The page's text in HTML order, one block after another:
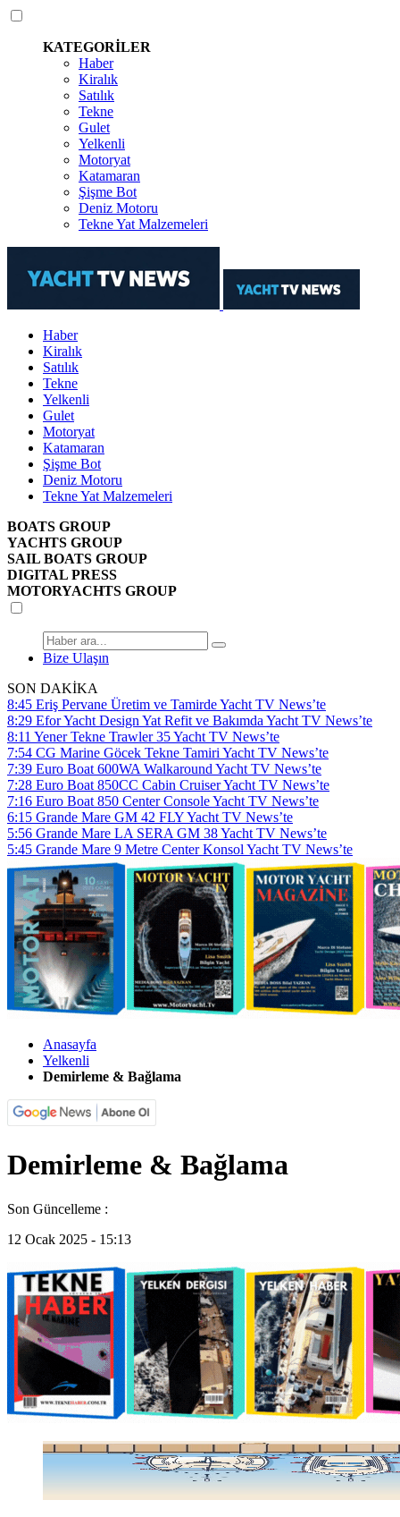
KATEGORİLER
Haber
Kiralık
Satılık
Tekne
Gulet
Yelkenli
Motoryat
Katamaran
Şişme Bot
Deniz Motoru
Tekne Yat Malzemeleri
Haber
Kiralık
Satılık
Tekne
Yelkenli
Gulet
Motoryat
Katamaran
Şişme Bot
Deniz Motoru
Tekne Yat Malzemeleri
BOATS GROUP
YACHTS GROUP
SAIL BOATS GROUP
DIGITAL PRESS
MOTORYACHTS GROUP
Bize Ulaşın
SON DAKİKA
8:45 Eriş Pervane Üretim ve Tamirde Yacht TV News’te
8:29 Efor Yacht Design Yat Refit ve Bakımda Yacht TV News’te
8:11 Yener Tekne Trawler 35 Yacht TV News’te
7:54 CG Marine Göcek Tekne Tamiri Yacht TV News’te
7:39 Euro Boat 600WA Walkaround Yacht TV News’te
7:28 Euro Boat 850CC Cabin Cruiser Yacht TV News’te
7:16 Euro Boat 850 Center Console Yacht TV News’te
6:15 Grande Mare GM 42 FLY Yacht TV News’te
5:56 Grande Mare LA SERA GM 38 Yacht TV News’te
5:45 Grande Mare 9 Metre Center Konsol Yacht TV News’te
Anasayfa
Yelkenli
Demirleme & Bağlama
Demirleme & Bağlama
Son Güncelleme :
12 Ocak 2025 - 15:13